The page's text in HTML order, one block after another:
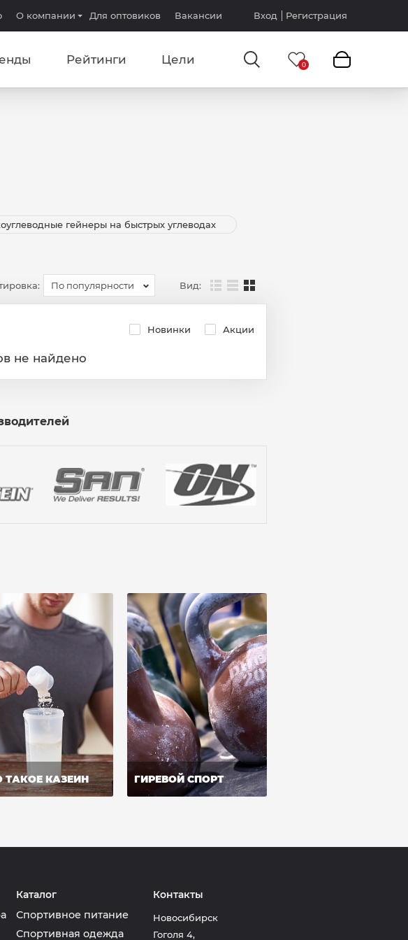
О компании Для оптовиков Вакансии Вход Регистрация
Рейтинги Цели
гейнеры на быстрых углеводах
По популярности Вид:
Новинки Акции
не найдено
ТАКОЕ КАЗЕИН ГИРЕВОЙ СПОРТ
Каталог
Спортивное питание
Спортивная одежда
Контакты
Новосибирск
Гоголя 4,